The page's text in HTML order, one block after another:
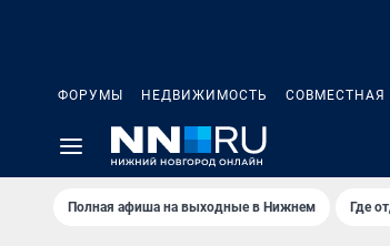
ФОРУМЫ НЕДВИЖИМОСТЬ СОВМЕСТНАЯ
Полная афиша на выходные в Нижнем Где